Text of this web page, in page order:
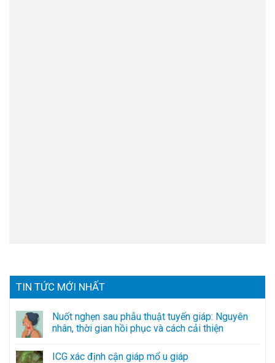
TIN TỨC MỚI NHẤT
Nuốt nghẹn sau phẫu thuật tuyến giáp: Nguyên
nhân, thời gian hồi phục và cách cải thiện
ICG xác định cận giáp mổ u giáp